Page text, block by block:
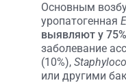
Основным
уропатогенная
выявляют у
заболевание
(10%),
или другими